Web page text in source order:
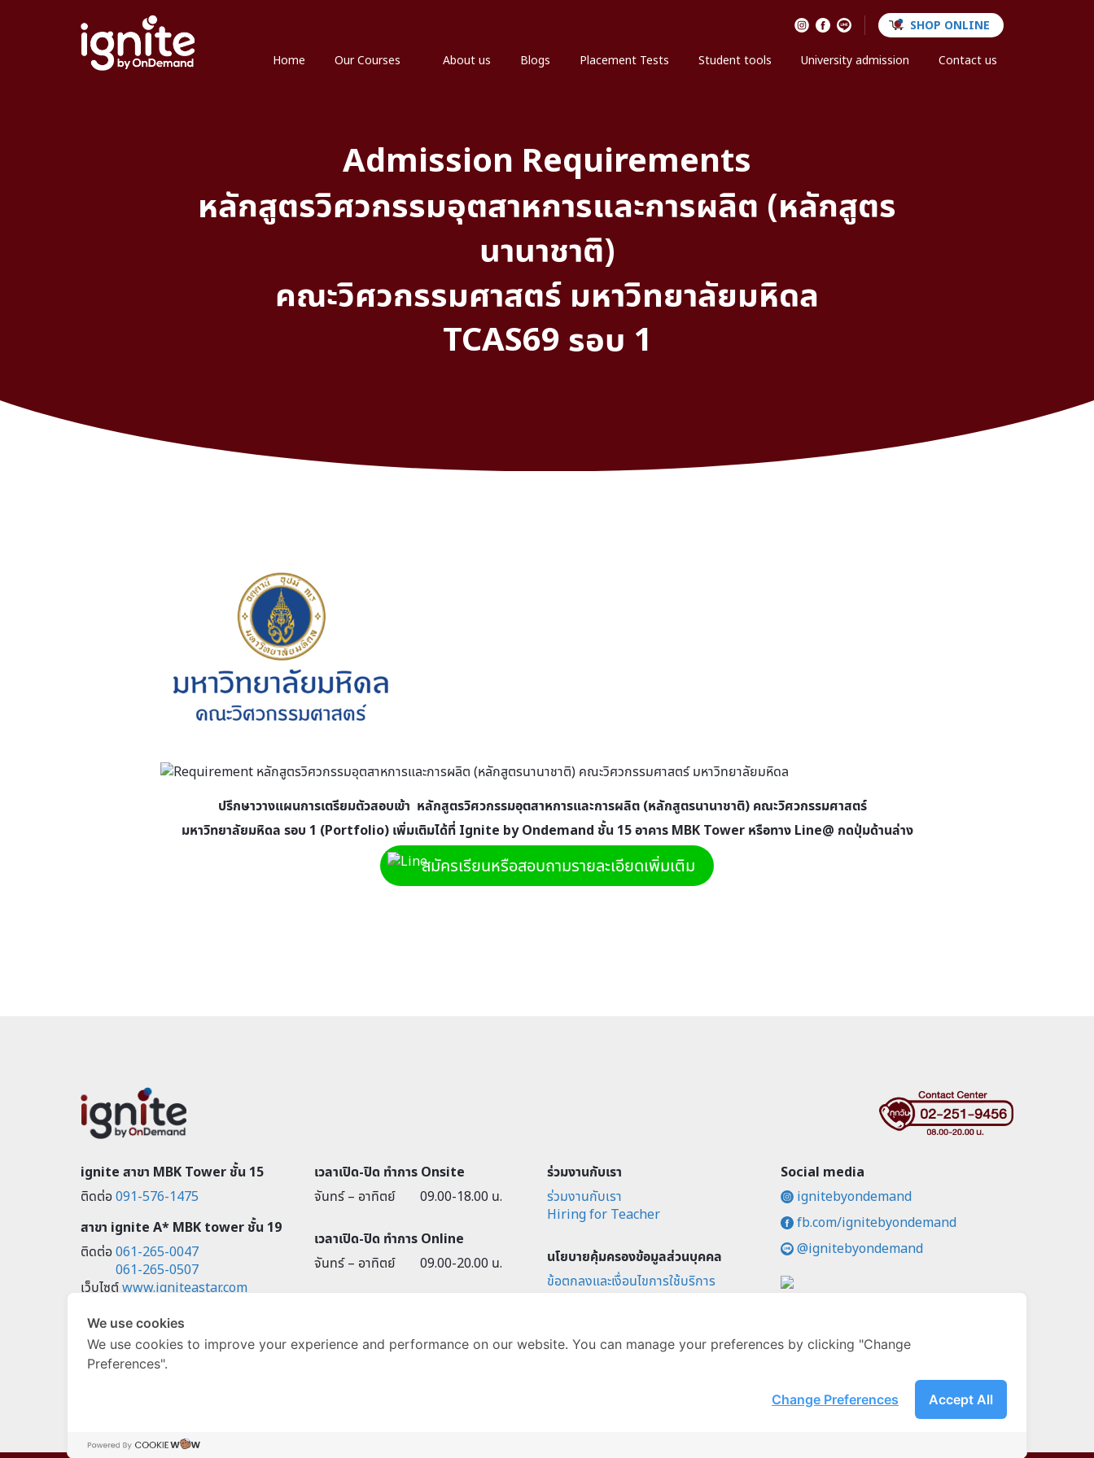
SHOP ONLINE
Home Our Courses About us Blogs Placement Tests Student tools University admission Contact us
Admission Requirements
หลักสูตรวิศวกรรมอุตสาหการและการผลิต (หลักสูตร
นานาชาติ)
คณะวิศวกรรมศาสตร์ มหาวิทยาลัยมหิดล
TCAS69 รอบ 1
ปรึกษาวางแผนการเตรียมตัวสอบเข้า หลักสูตรวิศวกรรมอุตสาหการและการผลิต (หลักสูตรนานาชาติ) คณะวิศวกรรมศาสตร์
มหาวิทยาลัยมหิดล รอบ 1 (Portfolio) เพิ่มเติมได้ที่ Ignite by Ondemand ชั้น 15 อาคาร MBK Tower หรือทาง Line@ กดปุ่มด้านล่าง
สมัครเรียนหรือสอบถามรายละเอียดเพิ่มเติม
ignite สาขา MBK Tower ชั้น 15
ติดต่อ091-576-1475
สาขา ignite A* MBK tower ชั้น 19
ติดต่อ061-265-0047
061-265-0507
เว็บไซต์www.igniteastar.com
ignite A* Bangna Learning
Centre @ True Digital Park
Building ตึก WEST ชั้น 3
เวลาเปิด-ปิด ทำการ Onsite
จันทร์ – อาทิตย์
09.00-18.00 น.
เวลาเปิด-ปิด ทำการ Online
จันทร์ – อาทิตย์
09.00-20.00 น.
ร่วมงานกับเรา
ร่วมงานกับเรา
Hiring for Teacher
นโยบายคุ้มครองข้อมูลส่วนบุคคล
ข้อตกลงและเงื่อนไขการใช้บริการ
Social media
ignitebyondemand
fb.com/ignitebyondemand
@ignitebyondemand
We use cookies
We use cookies to improve your experience and performance on our website. You can manage your preferences by clicking "Change
Preferences".
Accept All
Change Preferences